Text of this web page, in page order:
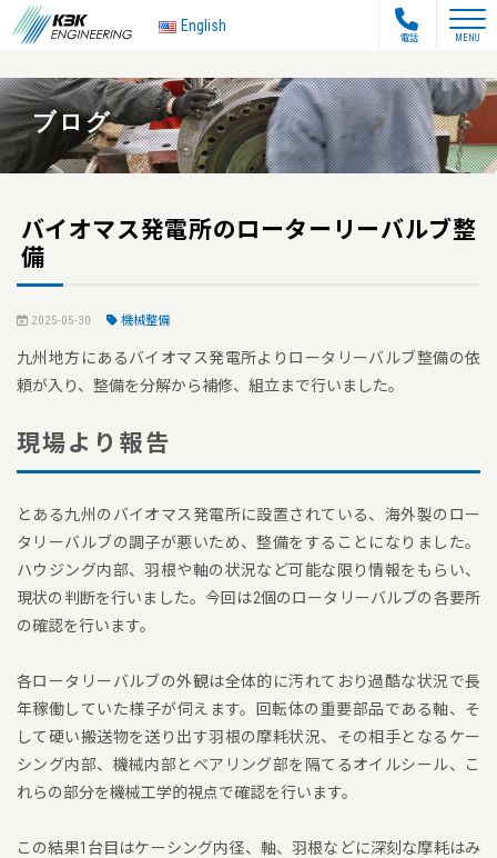
English
toggle
MENU
電話
ブログ
バイオマス発電所のローターリーバルブ整
備
2025-05-30 機械整備
九州地方にあるバイオマス発電所よりロータリーバルブ整備の依
頼が入り、整備を分解から補修、組立まで行いました。
現場より報告
とある九州のバイオマス発電所に設置されている、海外製のロー
タリーバルブの調子が悪いため、整備をすることになりました。
ハウジング内部、羽根や軸の状況など可能な限り情報をもらい、
現状の判断を行いました。今回は2個のロータリーバルブの各要所
の確認を行います。
各ロータリーバルブの外観は全体的に汚れており過酷な状況で長
年稼働していた様子が伺えます。回転体の重要部品である軸、そ
して硬い搬送物を送り出す羽根の摩耗状況、その相手となるケー
シング内部、機械内部とベアリング部を隔てるオイルシール、こ
れらの部分を機械工学的視点で確認を行います。
この結果1台目はケーシング内径、軸、羽根などに深刻な摩耗はみ